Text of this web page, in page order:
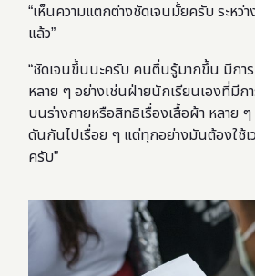
“เห็นความแตกต่างชัดเจนมั้ยครับ ระห
แล้ว”
“ชัดเจนขึ้นนะครับ คนตื่นรู้มากขึ้น มีกา
หลาย ๆ อย่างเช่นฝ่ายนักเรียนเองที่มีก
บนร่างกายหรือสิทธิเรื่องเสื้อผ้า หลาย
ดันกันไปเรื่อย ๆ แต่ทุกอย่างมันต้องใช้เ
ครับ”